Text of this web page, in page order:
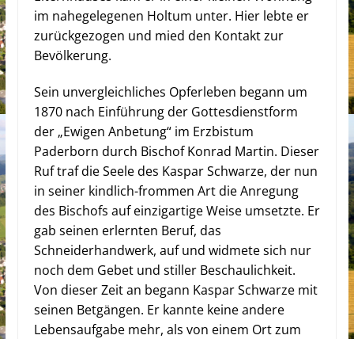
im nahegelegenen Holtum unter. Hier lebte er
zurückgezogen und mied den Kontakt zur
Bevölkerung.
Sein unvergleichliches Opferleben begann um
1870 nach Einführung der Gottesdienstform
der „Ewigen Anbetung“ im Erzbistum
Paderborn durch Bischof Konrad Martin. Dieser
Ruf traf die Seele des Kaspar Schwarze, der nun
in seiner kindlich-frommen Art die Anregung
des Bischofs auf einzigartige Weise umsetzte. Er
gab seinen erlernten Beruf, das
Schneiderhandwerk, auf und widmete sich nur
noch dem Gebet und stiller Beschaulichkeit.
Von dieser Zeit an begann Kaspar Schwarze mit
seinen Betgängen. Er kannte keine andere
Lebensaufgabe mehr, als von einem Ort zum